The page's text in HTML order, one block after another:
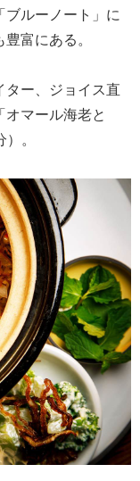
ルーノート」に
富にある。
ター、ジョイス直
マール海老と
。